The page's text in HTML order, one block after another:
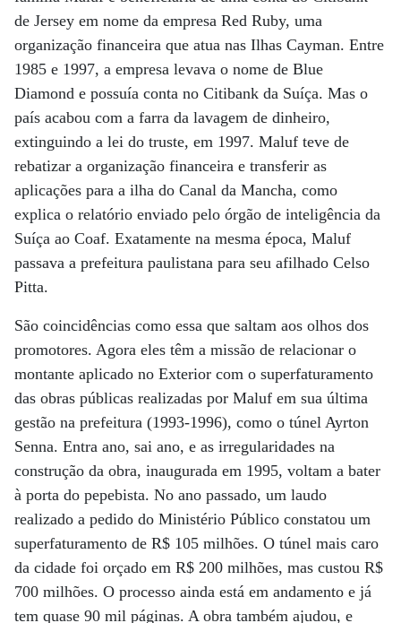
de Jersey em nome da empresa Red Ruby, uma
organização financeira que atua nas Ilhas Cayman. Entre
1985 e 1997, a empresa levava o nome de Blue
Diamond e possuía conta no Citibank da Suíça. Mas o
país acabou com a farra da lavagem de dinheiro,
extinguindo a lei do truste, em 1997. Maluf teve de
rebatizar a organização financeira e transferir as
aplicações para a ilha do Canal da Mancha, como
explica o relatório enviado pelo órgão de inteligência da
Suíça ao Coaf. Exatamente na mesma época, Maluf
passava a prefeitura paulistana para seu afilhado Celso
Pitta.
São coincidências como essa que saltam aos olhos dos
promotores. Agora eles têm a missão de relacionar o
montante aplicado no Exterior com o superfaturamento
das obras públicas realizadas por Maluf em sua última
gestão na prefeitura (1993-1996), como o túnel Ayrton
Senna. Entra ano, sai ano, e as irregularidades na
construção da obra, inaugurada em 1995, voltam a bater
à porta do pepebista. No ano passado, um laudo
realizado a pedido do Ministério Público constatou um
superfaturamento de R$ 105 milhões. O túnel mais caro
da cidade foi orçado em R$ 200 milhões, mas custou R$
700 milhões. O processo ainda está em andamento e já
tem quase 90 mil páginas. A obra também ajudou, e